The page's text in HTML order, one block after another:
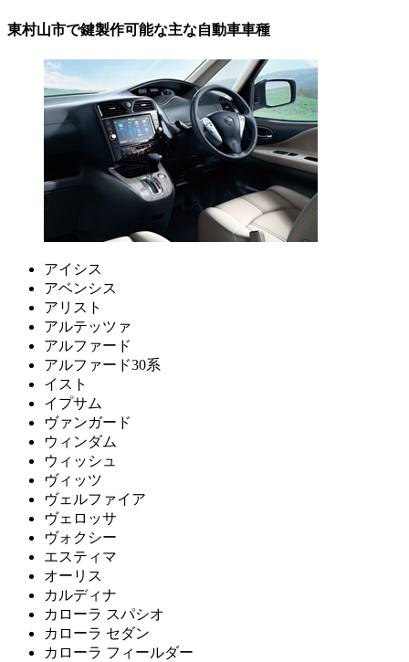
東村山市で鍵製作可能な主な自動車車種
アイシス
アベンシス
アリスト
アルテッツァ
アルファード
アルファード30系
イスト
イプサム
ヴァンガード
ウィンダム
ウィッシュ
ヴィッツ
ヴェルファイア
ヴェロッサ
ヴォクシー
エスティマ
オーリス
カルディナ
カローラ スパシオ
カローラ セダン
カローラ フィールダー